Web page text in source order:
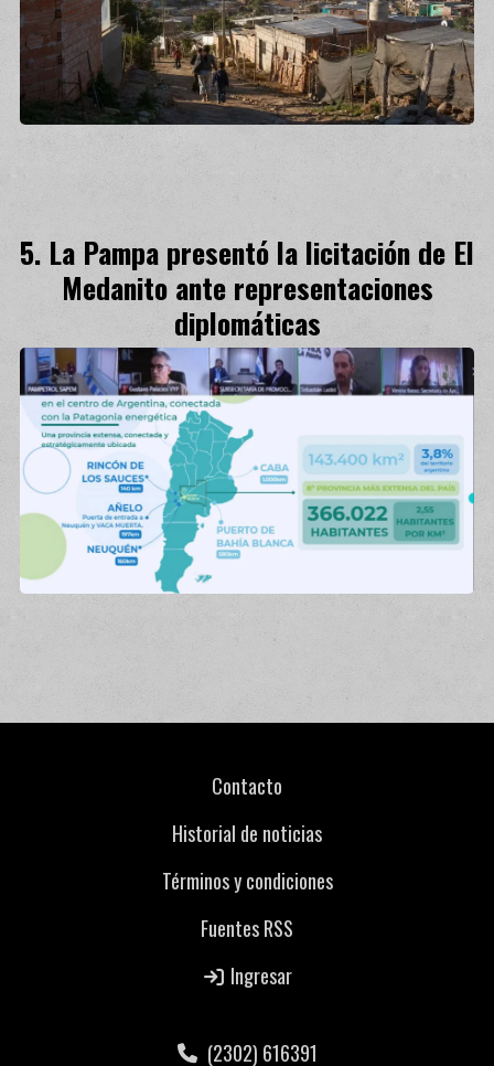
La Pampa presentó la licitación de El
Medanito ante representaciones
diplomáticas
Contacto
Historial de noticias
Términos y condiciones
Fuentes RSS
Ingresar
(2302) 616391